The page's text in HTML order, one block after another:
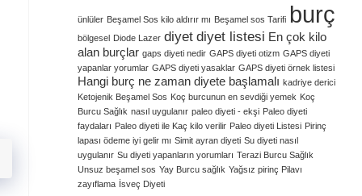
ünlüler Beşamel Sos kilo aldırır mı Beşamel sos Tarifi burç
bölgesel Diode Lazer diyet diyet listesi En çok kilo
alan burçlar gaps diyeti nedir GAPS diyeti otizm GAPS diyeti
yapanlar yorumlar GAPS diyeti yasaklar GAPS diyeti örnek listesi
Hangi burç ne zaman diyete başlamalı kadriye derici
Ketojenik Beşamel Sos Koç burcunun en sevdiği yemek Koç
Burcu Sağlık nasıl uygulanır paleo diyeti - ekşi Paleo diyeti
faydaları Paleo diyeti ile Kaç kilo verilir Paleo diyeti Listesi Pirinç
lapası ödeme iyi gelir mı Simit ayran diyeti Su diyeti nasıl
uygulanır Su diyeti yapanların yorumları Terazi Burcu Sağlık
Unsuz beşamel sos Yay Burcu sağlık Yağsız pirinç Pilavı
zayıflama İsveç Diyeti